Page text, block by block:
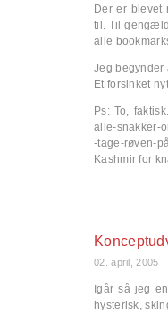
Der er blevet
til. Til
alle
Jeg begynder
Et forsinket
Ps: To,
alle-snakker-
-tage-røven-
Kashmir for
02. april, 2005
Igår så jeg
hysterisk,